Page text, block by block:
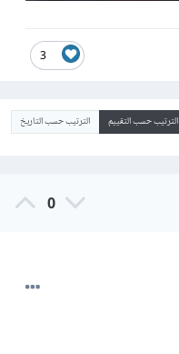
3
الترتيب حسب التقييم الترتيب حسب التاريخ
0